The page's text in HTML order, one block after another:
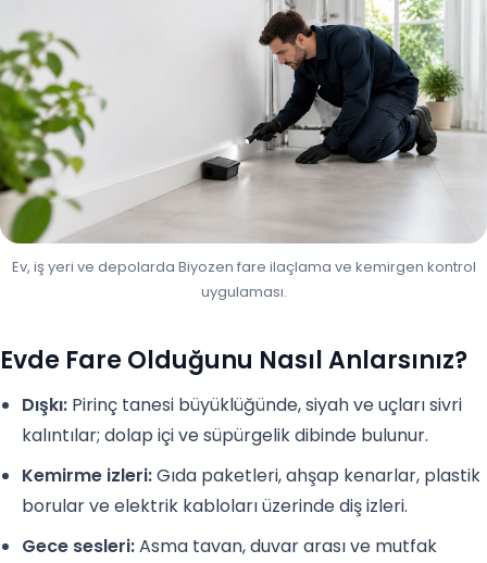
Ev, iş yeri ve depolarda Biyozen fare ilaçlama ve kemirgen kontrol
uygulaması.
Evde Fare Olduğunu Nasıl Anlarsınız?
Dışkı: Pirinç tanesi büyüklüğünde, siyah ve uçları sivri
kalıntılar; dolap içi ve süpürgelik dibinde bulunur.
Kemirme izleri:Gıda paketleri, ahşap kenarlar, plastik
borular ve elektrik kabloları üzerinde diş izleri.
Gece sesleri:Asma tavan, duvar arası ve mutfak